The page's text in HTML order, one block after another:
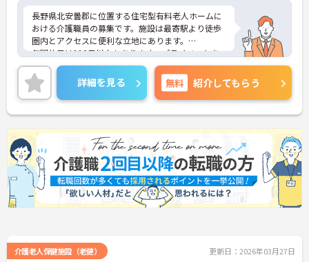
長野県北安曇郡に位置する住宅型有料老人ホームに
おける介護職員の募集です。施設は最寄駅より徒歩
圏内とアクセスに便利な立地にあります。
年間休日は110日以上もあります。プライベートを
大切にしながらご勤務いただけます。また、研修制
度があり、業務に不安がある方でも安心してご勤務
いただけます。
ご興味のある方には、面接対策ポイントなど、さら
に詳細をご案内しますのでお気軽にご相談くださ
い！
詳細を見る 無料 紹介してもらう
介護老人保健施設（老健） 更新日：2026年03月27日